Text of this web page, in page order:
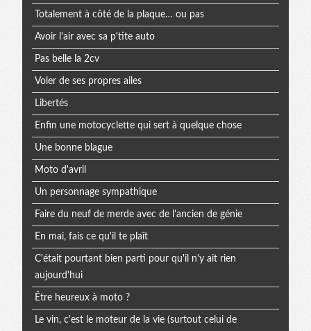
Totalement à côté de la plaque… ou pas
Avoir l'air avec sa p'tite auto
Pas belle la 2cv
Voler de ses propres ailes
Libertés
Enfin une motocyclette qui sert à quelque chose
Une bonne blague
Moto d'avril
Un personnage sympathique
Faire du neuf de merde avec de l'ancien de génie
En mai, fais ce qu'il te plaît
C'était pourtant bien parti pour qu'il n'y ait rien
aujourd'hui
Être heureux à moto ?
Le vin, c'est le moteur de la vie (surtout celui de